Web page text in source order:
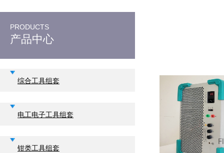
PRODUCTS
产品中心
综合工具组套
电工电子工具组套
钳类工具组套